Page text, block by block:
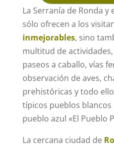
La Serranía de Ronda y
sólo ofrecen a los
inmejorables, sino
multitud de
paseos a caballo, vías
observación de aves,
prehistóricas y todo
típicos pueblos blancos
pueblo azul «El Pueblo
La cercana ciudad de